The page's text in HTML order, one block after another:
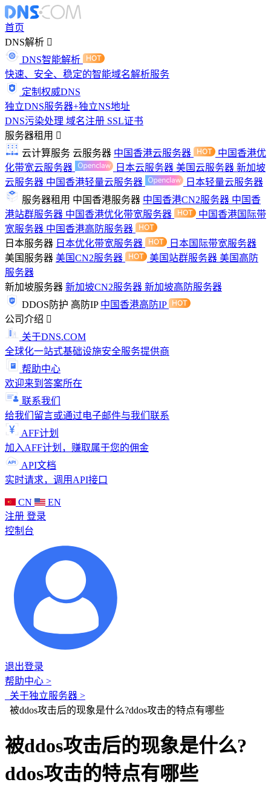
首页
DNS解析
DNS智能解析
快速、安全、稳定的智能域名解析服务
定制权威DNS
独立DNS服务器+独立NS地址
DNS污染处理 域名注册 SSL证书
服务器租用
云计算服务 云服务器 中国香港云服务器
中国香港优
化带宽云服务器
日本云服务器 美国云服务器 新加坡
云服务器 中国香港轻量云服务器
日本轻量云服务器
服务器租用 中国香港服务器 中国香港CN2服务器 中国香
港站群服务器 中国香港优化带宽服务器
中国香港国际带
宽服务器 中国香港高防服务器
日本服务器 日本优化带宽服务器
日本国际带宽服务器
美国服务器 美国CN2服务器 美国站群服务器 美国高防
服务器
新加坡服务器 新加坡CN2服务器 新加坡高防服务器
DDOS防护 高防IP 中国香港高防IP
公司介绍
关于DNS.COM
全球化一站式基础设施安全服务提供商
帮助中心
欢迎来到答案所在
联系我们
给我们留言或通过电子邮件与我们联系
AFF计划
加入AFF计划，赚取属于您的佣金
API文档
实时请求，调用API接口
CN
EN
注册 登录
控制台
退出登录
帮助中心 >
关于独立服务器 >
被ddos攻击后的现象是什么?ddos攻击的特点有哪些
被ddos攻击后的现象是什么?
ddos攻击的特点有哪些